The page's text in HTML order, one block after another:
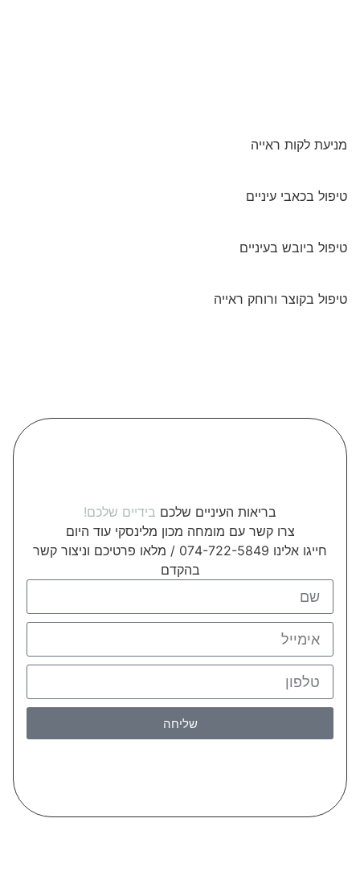
מניעת לקות ראייה
טיפול בכאבי עיניים
טיפול ביובש בעיניים
טיפול בקוצר ורוחק ראייה
בריאות העיניים שלכם בידיים שלכם!
צרו קשר עם מומחה מכון מלינסקי עוד היום
חייגו אלינו 074-722-5849 / מלאו פרטיכם וניצור קשר
בהקדם
שליחה